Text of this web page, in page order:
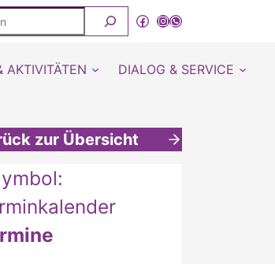
Facebook
Instagram
WhatsApp Kanal von detmold-lutherisch
AKTIVITÄTEN DIALOG & SERVICE
zur Übersicht
interessante Inhalte